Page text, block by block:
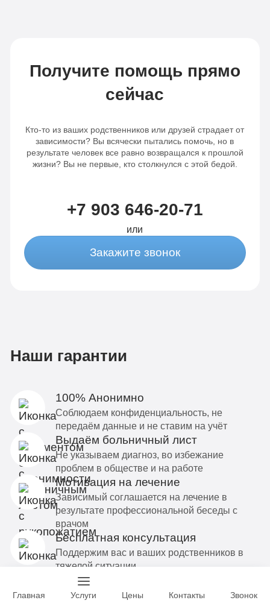
Получите помощь прямо
сейчас
Кто-то из ваших родственников или друзей страдает от
зависимости? Вы всячески пытались помочь, но в
результате человек все равно возвращался к прошлой
жизни? Вы не первые, кто столкнулся с этой бедой.
+7 903 646-20-71
или
Закажите звонок
Наши гарантии
100% Анонимно
Соблюдаем конфиденциальность, не
передаём данные и не ставим на учёт
Выдаём больничный лист
Не указываем диагноз, во избежание
проблем в обществе и на работе
Мотивация на лечение
Зависимый соглашается на лечение в
результате профессиональной беседы с
врачом
Бесплатная консультация
Поддержим вас и ваших родственников в
тяжелой ситуации
Индивидуальная программа
Составим эффективный план лечения,
Главная Услуги Цены Контакты Звонок